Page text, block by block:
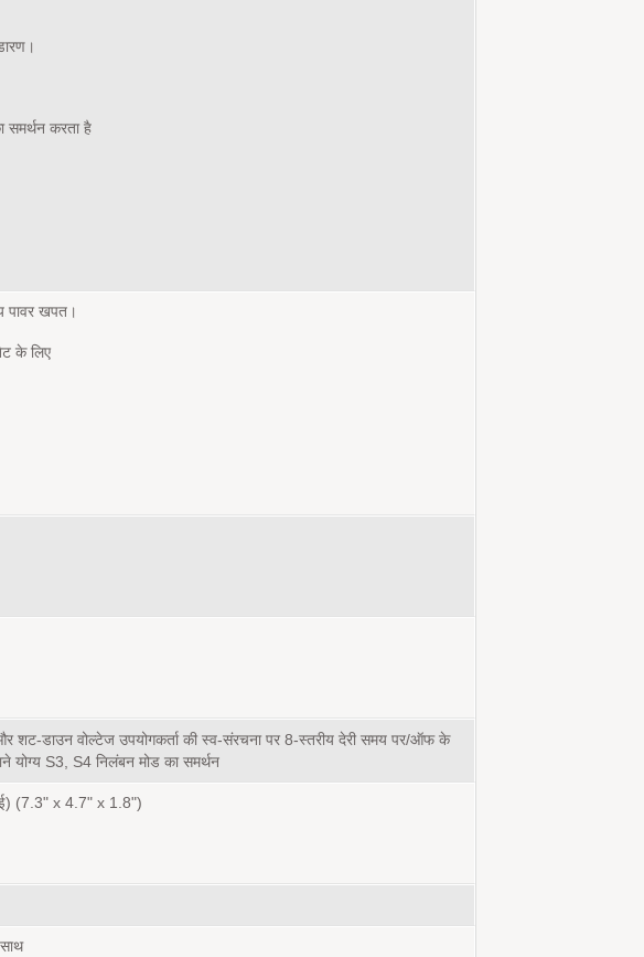
समर्थन करता है
पावर खपत।
के लिए
शट-डाउन वोल्टेज उपयोगकर्ता की स्व-संरचना पर 8-स्तरीय देरी समय पर/ऑफ के
योग्य S3, S4 निलंबन मोड का समर्थन
(7.3" x 4.7" x 1.8")